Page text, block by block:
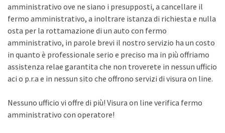
amministrativo ove ne siano i presupposti, a cancellare il
fermo amministrativo, a inoltrare istanza di richiesta e nulla
osta per la rottamazione di un auto con fermo
amministrativo, in parole brevi il nostro servizio ha un costo
in quanto è professionale serio e preciso ma in più offriamo
assistenza relae garantita che non troverete in nessun ufficio
aci o p.r.a e in nessun sito che offrono servizi di visura on line.
Nessuno ufficio vi offre di più! Visura on line verifica fermo
amministrativo con operatore!